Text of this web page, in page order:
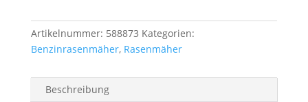
Artikelnummer: 588873 Kategorien:
Benzinrasenmäher, Rasenmäher
Beschreibung